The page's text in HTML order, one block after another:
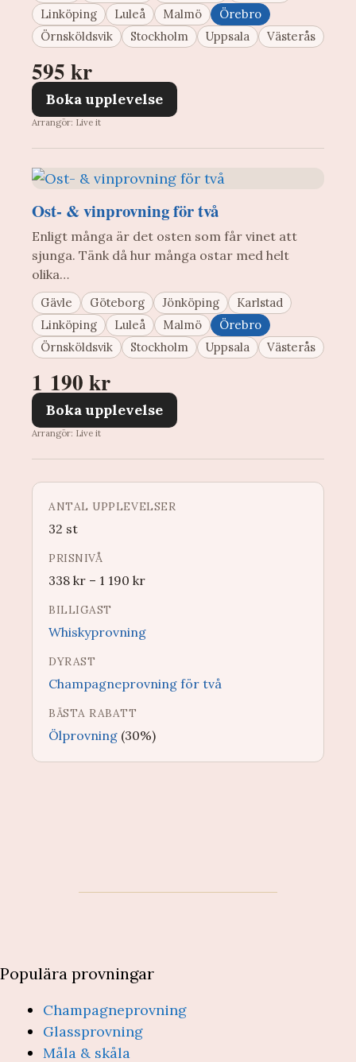
Linköping
Luleå Malmö
Örebro
Örnsköldsvik
Stockholm Uppsala Västerås
595 kr
Boka upplevelse
Arrangör: Live it
Ost- & vinprovning för två
Enligt många är det osten som får vinet att
sjunga. Tänk då hur många ostar med helt
olika…
Gävle Göteborg Jönköping
Karlstad
Linköping
Luleå Malmö
Örebro
Örnsköldsvik
Stockholm Uppsala Västerås
1 190 kr
Boka upplevelse
Arrangör: Live it
ANTAL UPPLEVELSER
32 st
PRISNIVÅ
338 kr – 1 190 kr
BILLIGAST
Whiskyprovning
DYRAST
Champagneprovning för två
BÄSTA RABATT
Ölprovning (30%)
Populära provningar
Champagneprovning
Glassprovning
Måla & skåla